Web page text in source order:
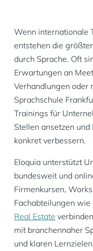
Wenn internationale
entstehen die
durch Sprache. Oft
Erwartungen an
Verhandlungen oder
Sprachschule
Trainings für
Stellen ansetzen
konkret verbessern.
Eloquia unterstützt
bundesweit und
Firmenkursen,
Fachabteilungen wie
Real Estate
mit branchennaher
und klaren